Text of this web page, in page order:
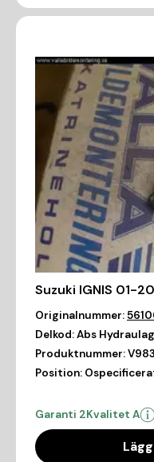
Suzuki IGNIS 01-
Originalnummer:
Delkod:Abs
Produktnummer:
Position:
Garanti 2Kvalitet A